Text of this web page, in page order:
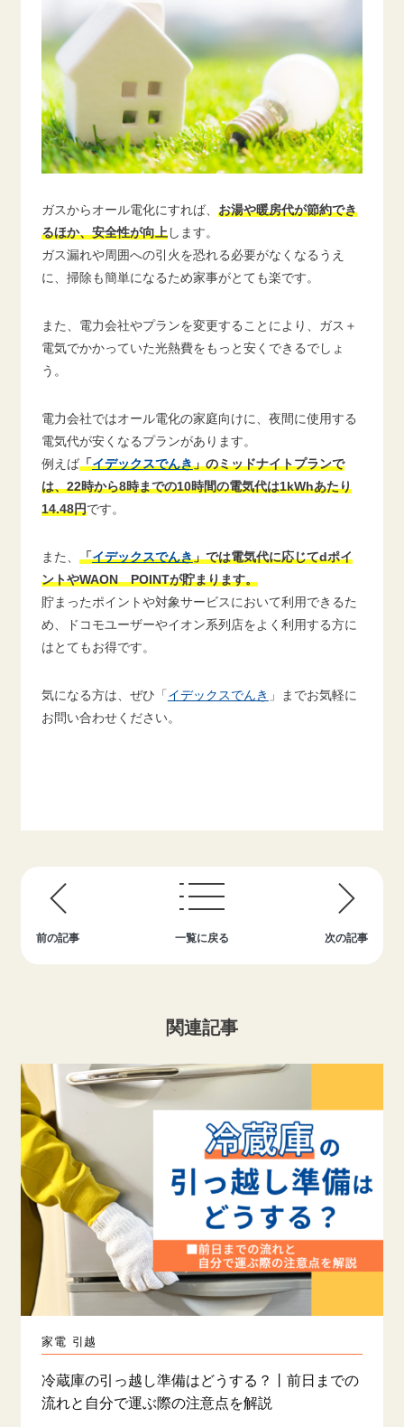
ガスからオール電化にすれば、 お湯や暖房代が節約でき
るほか、安全性が向上します。
ガス漏れや周囲への引火を恐れる必要がなくなるうえ
に、掃除も簡単になるため家事がとても楽です。
また、電力会社やプランを変更することにより、ガス＋
電気でかかっていた光熱費をもっと安くできるでしょ
う。
電力会社ではオール電化の家庭向けに、夜間に使用する
電気代が安くなるプランがあります。
例えば「イデックスでんき」のミッドナイトプランで
は、22時から8時までの10時間の電気代は1kWhあたり
14.48円です。
また、 「イデックスでんき」では電気代に応じてdポイ
ントやWAON POINTが貯まります。
貯まったポイントや対象サービスにおいて利用できるた
め、ドコモユーザーやイオン系列店をよく利用する方に
はとてもお得です。
気になる方は、ぜひ「イデックスでんき 」までお気軽に
お問い合わせください。
前の記事 一覧に戻る 次の記事
関連記事
家電 引越
冷蔵庫の引っ越し準備はどうする？丨前日までの
流れと自分で運ぶ際の注意点を解説